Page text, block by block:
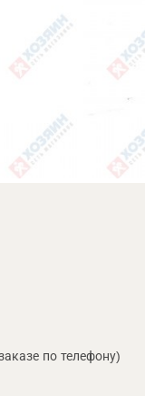
по телефону)